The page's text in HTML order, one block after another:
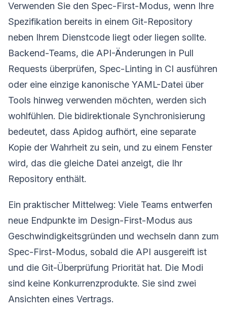
Verwenden Sie den Spec-First-Modus, wenn Ihre
Spezifikation bereits in einem Git-Repository
neben Ihrem Dienstcode liegt oder liegen sollte.
Backend-Teams, die API-Änderungen in Pull
Requests überprüfen, Spec-Linting in CI ausführen
oder eine einzige kanonische YAML-Datei über
Tools hinweg verwenden möchten, werden sich
wohlfühlen. Die bidirektionale Synchronisierung
bedeutet, dass Apidog aufhört, eine separate
Kopie der Wahrheit zu sein, und zu einem Fenster
wird, das die gleiche Datei anzeigt, die Ihr
Repository enthält.
Ein praktischer Mittelweg: Viele Teams entwerfen
neue Endpunkte im Design-First-Modus aus
Geschwindigkeitsgründen und wechseln dann zum
Spec-First-Modus, sobald die API ausgereift ist
und die Git-Überprüfung Priorität hat. Die Modi
sind keine Konkurrenzprodukte. Sie sind zwei
Ansichten eines Vertrags.